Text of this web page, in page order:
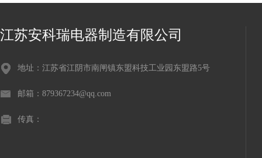
江苏安科瑞电器制造有限公司
地址：江苏省江阴市南闸镇东盟科技工业园东盟路5号
邮箱：879367234@qq.com
传真：